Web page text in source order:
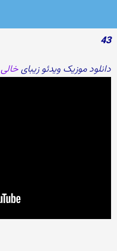
43
دانلود موزیک ویدئو زیبایخالی